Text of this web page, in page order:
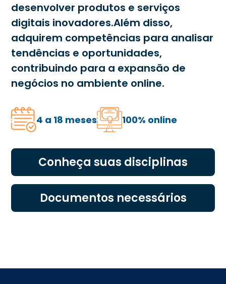
desenvolver produtos e serviços
digitais inovadores.Além disso,
adquirem competências para analisar
tendências e oportunidades,
contribuindo para a expansão de
negócios no ambiente online.
4 a 18 meses 100% online
Conheça suas disciplinas
Documentos necessários